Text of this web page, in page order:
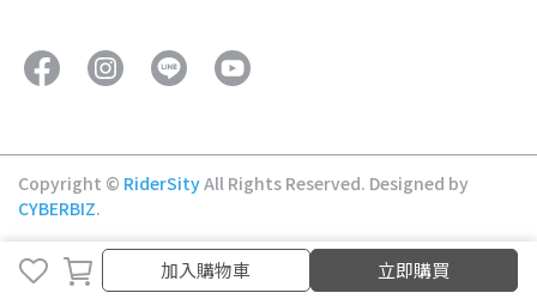
取消 完成
加入購物車 立即購買
Copyright © RiderSityAll Rights Reserved. Designed by
CYBERBIZ.